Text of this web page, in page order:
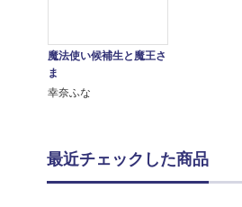
魔法使い候補生と魔王さ
ま
幸奈ふな
最近チェックした商品